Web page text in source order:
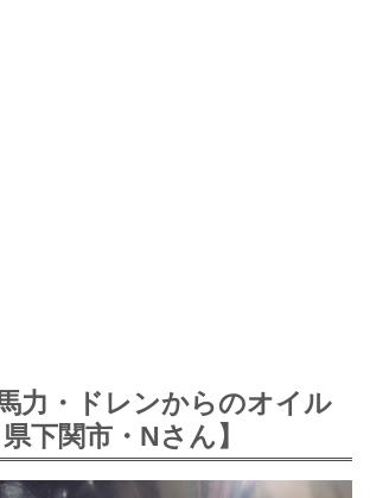
力・ドレンからのオイル
下関市・Nさん】